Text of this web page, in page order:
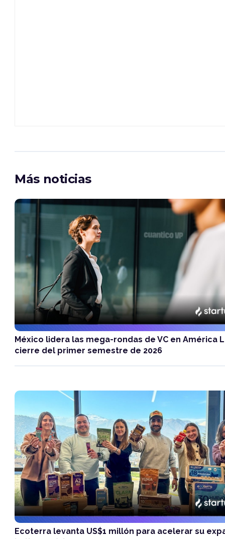
Más noticias
México lidera las mega-rondas de VC en América
cierre del primer semestre de 2026
Ecoterra levanta US$1 millón para acelerar su